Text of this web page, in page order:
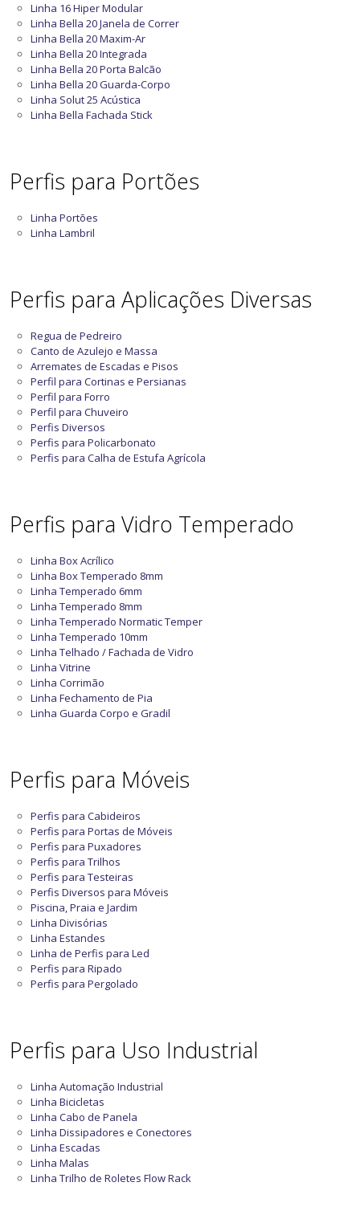
Linha 16 Hiper Modular
Linha Bella 20 Janela de Correr
Linha Bella 20 Maxim-Ar
Linha Bella 20 Integrada
Linha Bella 20 Porta Balcão
Linha Bella 20 Guarda-Corpo
Linha Solut 25 Acústica
Linha Bella Fachada Stick
Perfis para Portões
Linha Portões
Linha Lambril
Perfis para Aplicações Diversas
Regua de Pedreiro
Canto de Azulejo e Massa
Arremates de Escadas e Pisos
Perfil para Cortinas e Persianas
Perfil para Forro
Perfil para Chuveiro
Perfis Diversos
Perfis para Policarbonato
Perfis para Calha de Estufa Agrícola
Perfis para Vidro Temperado
Linha Box Acrílico
Linha Box Temperado 8mm
Linha Temperado 6mm
Linha Temperado 8mm
Linha Temperado Normatic Temper
Linha Temperado 10mm
Linha Telhado / Fachada de Vidro
Linha Vitrine
Linha Corrimão
Linha Fechamento de Pia
Linha Guarda Corpo e Gradil
Perfis para Móveis
Perfis para Cabideiros
Perfis para Portas de Móveis
Perfis para Puxadores
Perfis para Trilhos
Perfis para Testeiras
Perfis Diversos para Móveis
Piscina, Praia e Jardim
Linha Divisórias
Linha Estandes
Linha de Perfis para Led
Perfis para Ripado
Perfis para Pergolado
Perfis para Uso Industrial
Linha Automação Industrial
Linha Bicicletas
Linha Cabo de Panela
Linha Dissipadores e Conectores
Linha Escadas
Linha Malas
Linha Trilho de Roletes Flow Rack